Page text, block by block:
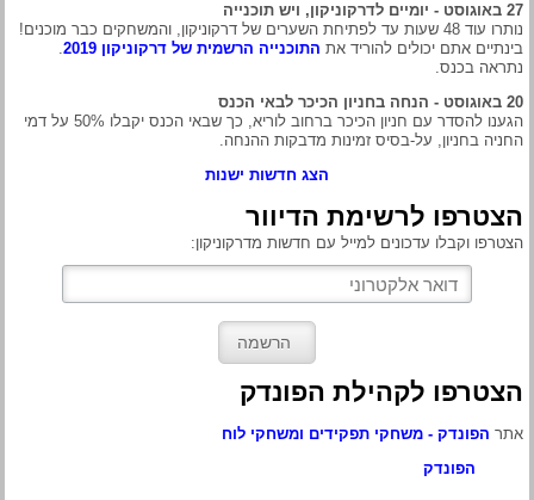
27 באוגוסט - יומיים לדרקוניקון, ויש תוכנייה
נותרו עוד 48 שעות עד לפתיחת השערים של דרקוניקון, והמשחקים כבר מוכנים!
בינתיים אתם יכולים להוריד את התוכנייה הרשמית של דרקוניקון 2019
.
נתראה בכנס.
20 באוגוסט - הנחה בחניון הכיכר לבאי הכנס
הגענו להסדר עם חניון הכיכר ברחוב לוריא, כך שבאי הכנס יקבלו 50% על דמי
החניה בחניון, על-בסיס זמינות מדבקות ההנחה.
הצג חדשות ישנות
הצטרפו לרשימת הדיוור
הצטרפו וקבלו עדכונים למייל עם חדשות מדרקוניקון:
הצטרפו לקהילת הפונדק
אתר הפונדק - משחקי תפקידים ומשחקי לוח